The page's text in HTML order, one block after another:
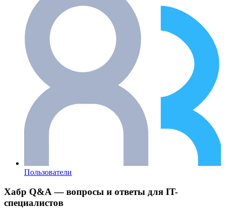
Пользователи
Хабр Q&A — вопросы и ответы для IT-
специалистов